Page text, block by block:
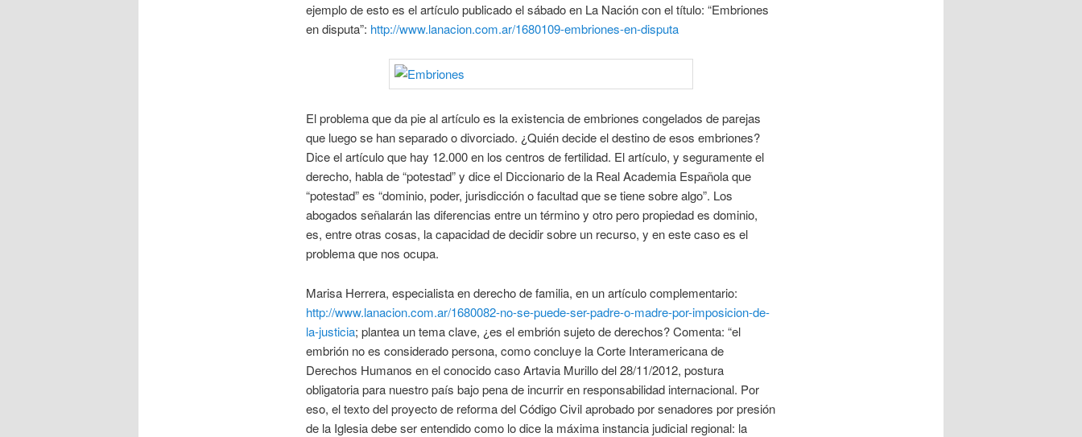
ejemplo de esto es el artículo publicado el sábado en La Nación con el título: “Embriones
en disputa”: http://www.lanacion.com.ar/1680109-embriones-en-disputa
El problema que da pie al artículo es la existencia de embriones congelados de parejas
que luego se han separado o divorciado. ¿Quién decide el destino de esos embriones?
Dice el artículo que hay 12.000 en los centros de fertilidad. El artículo, y seguramente el
derecho, habla de “potestad” y dice el Diccionario de la Real Academia Española que
“potestad” es “dominio, poder, jurisdicción o facultad que se tiene sobre algo”. Los
abogados señalarán las diferencias entre un término y otro pero propiedad es dominio,
es, entre otras cosas, la capacidad de decidir sobre un recurso, y en este caso es el
problema que nos ocupa.
Marisa Herrera, especialista en derecho de familia, en un artículo complementario:
http://www.lanacion.com.ar/1680082-no-se-puede-ser-padre-o-madre-por-imposicion-de-
la-justicia; plantea un tema clave, ¿es el embrión sujeto de derechos? Comenta: “el
embrión no es considerado persona, como concluye la Corte Interamericana de
Derechos Humanos en el conocido caso Artavia Murillo del 28/11/2012, postura
obligatoria para nuestro país bajo pena de incurrir en responsabilidad internacional. Por
eso, el texto del proyecto de reforma del Código Civil aprobado por senadores por presión
de la Iglesia debe ser entendido como lo dice la máxima instancia judicial regional: la